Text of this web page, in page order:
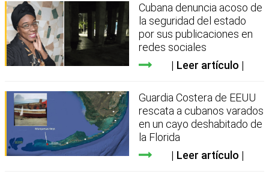
Cubana denuncia acoso de
la seguridad del estado
por sus publicaciones en
redes sociales
Leer artículo
Guardia Costera de EEUU
rescata a cubanos varados
en un cayo deshabitado de
la Florida
Leer artículo